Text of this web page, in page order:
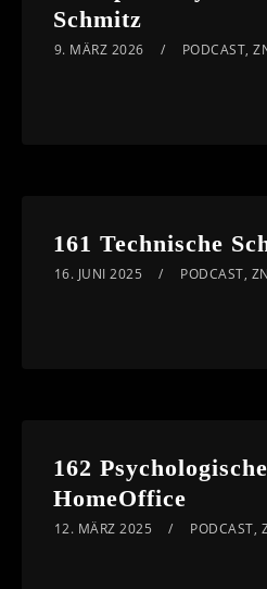
Schmitz
9. MÄRZ 2026 PODCAST,
161 Technische
16. JUNI 2025 PODCAST,
162
HomeOffice
12. MÄRZ 2025 PODCAST,